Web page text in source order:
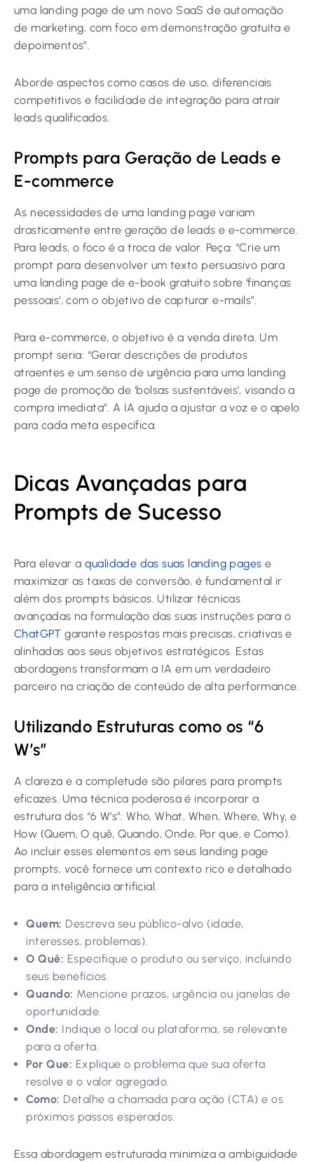
uma landing page de um novo SaaS de automação
de marketing, com foco em demonstração gratuita e
depoimentos”.
Aborde aspectos como casos de uso, diferenciais
competitivos e facilidade de integração para atrair
leads qualificados.
Prompts para Geração de Leads e
E-commerce
As necessidades de uma landing page variam
drasticamente entre geração de leads e e-commerce.
Para leads, o foco é a troca de valor. Peça: “Crie um
prompt para desenvolver um texto persuasivo para
uma landing page de e-book gratuito sobre ‘finanças
pessoais’, com o objetivo de capturar e-mails”.
Para e-commerce, o objetivo é a venda direta. Um
prompt seria: “Gerar descrições de produtos
atraentes e um senso de urgência para uma landing
page de promoção de ‘bolsas sustentáveis’, visando a
compra imediata”. A IA ajuda a ajustar a voz e o apelo
para cada meta específica.
Dicas Avançadas para
Prompts de Sucesso
Para elevar a qualidade das suas landing pages e
maximizar as taxas de conversão, é fundamental ir
além dos prompts básicos. Utilizar técnicas
avançadas na formulação das suas instruções para o
ChatGPT garante respostas mais precisas, criativas e
alinhadas aos seus objetivos estratégicos. Estas
abordagens transformam a IA em um verdadeiro
parceiro na criação de conteúdo de alta performance.
Utilizando Estruturas como os “6
W’s”
A clareza e a completude são pilares para prompts
eficazes. Uma técnica poderosa é incorporar a
estrutura dos “6 W’s”: Who, What, When, Where, Why, e
How (Quem, O quê, Quando, Onde, Por que, e Como).
Ao incluir esses elementos em seus landing page
prompts, você fornece um contexto rico e detalhado
para a inteligência artificial.
Quem: Descreva seu público-alvo (idade,
interesses, problemas).
O Quê: Especifique o produto ou serviço, incluindo
seus benefícios.
Quando: Mencione prazos, urgência ou janelas de
oportunidade.
Onde: Indique o local ou plataforma, se relevante
para a oferta.
Por Que: Explique o problema que sua oferta
resolve e o valor agregado.
Como: Detalhe a chamada para ação (CTA) e os
próximos passos esperados.
Essa abordagem estruturada minimiza a ambiguidade